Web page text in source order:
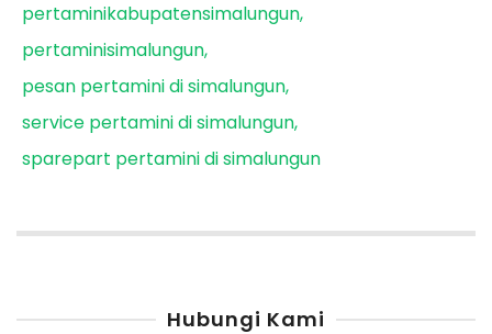
pertaminikabupatensimalungun
pertaminisimalungun
pesan pertamini di simalungun
service pertamini di simalungun
sparepart pertamini di simalungun
Hubungi Kami